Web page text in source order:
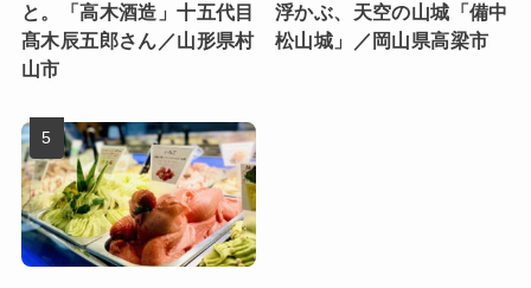
と。「高木酒造」十五代目
髙木辰五郎さん／山形県村
山市
浮かぶ、天空の山城「備中
松山城」／岡山県高梁市